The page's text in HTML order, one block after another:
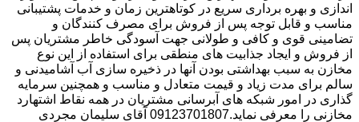
اندازی و بهره برداری سریع در کوتاهترین زمان و خدمات پشتیبانی
مناسب و قابل توجه پس از فروش برای مصرف کنندگان و
تضامینی قوی و کافی و طولانی جهت آسودگی خاطر مشتریان پس
از فروش و ایجاد جذابیت های منطقی برای استفاده از این نوع
مخازن به سبب بهداشتی بودن آنها در ذخیره سازی آب آشامیدنی و
سالم برای مدت زیاد و قیمت متعادل و مناسب و همچنین سرمایه
گذاری در امور شبکه های آبرسانی مشتریان در همه نقاط اشتهارد
مخازنی را معرفی نماید.09123701807 آقای سلیمان مجردی